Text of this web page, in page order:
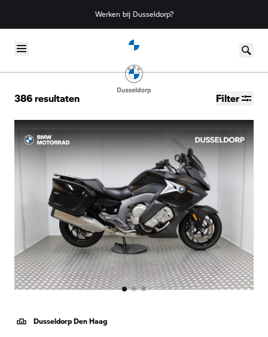
Werken bij Dusseldorp?
Skip to content
386resultaten Filter
Dusseldorp Den Haag